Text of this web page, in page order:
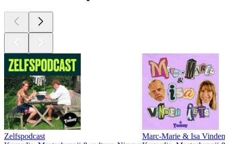
Zelfspodcast
Marc-Marie & Isa Vinden